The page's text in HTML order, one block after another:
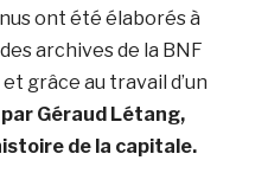
ont été élaborés à
archives de la BNF
grâce au travail d’un
Géraud Létang,
de la capitale.